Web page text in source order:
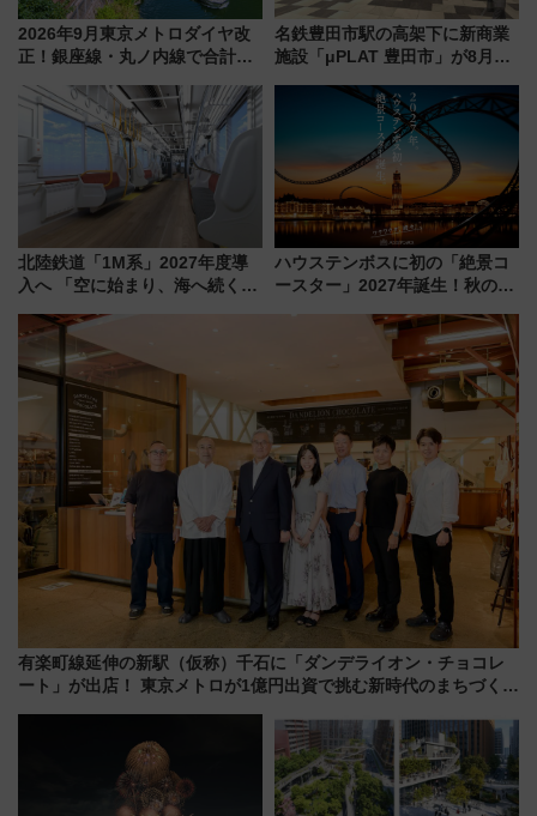
2026年9月東京メトロダイヤ改
正！銀座線・丸ノ内線で合計
名鉄豊田市駅の高架下に新商業
施設「μPLAT 豊田市」が8月26
たな玄関口へ
北陸鉄道「1M系」2027年度導
入へ 「空に始まり、海へ続く」
神秘的なデザイン
ハウステンボスに初の「絶景コ
ースター」2027年誕生！秋の
有楽町線延伸の新駅（仮称）千石に「ダンデライオン・チョコレ
ート」が出店！ 東京メトロが1億円出資で挑む新時代のまちづくり